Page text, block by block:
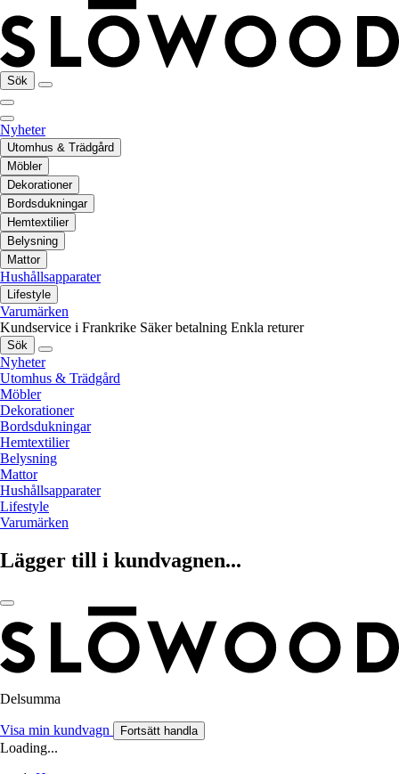
Sök
Nyheter
Utomhus & Trädgård
Möbler
Dekorationer
Bordsdukningar
Hemtextilier
Belysning
Mattor
Hushållsapparater
Lifestyle
Varumärken
Kundservice i Frankrike Säker betalning Enkla returer
Sök
Nyheter
Utomhus & Trädgård
Möbler
Dekorationer
Bordsdukningar
Hemtextilier
Belysning
Mattor
Hushållsapparater
Lifestyle
Varumärken
Lägger till i kundvagnen...
Delsumma
Visa min kundvagn Fortsätt handla
Loading...